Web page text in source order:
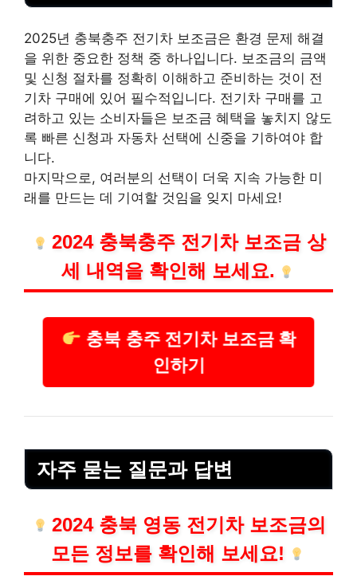
2025년 충북충주 전기차 보조금은 환경 문제 해결
을 위한 중요한 정책 중 하나입니다. 보조금의 금액
및 신청 절차를 정확히 이해하고 준비하는 것이 전
기차 구매에 있어 필수적입니다. 전기차 구매를 고
려하고 있는 소비자들은 보조금 혜택을 놓치지 않도
록 빠른 신청과 자동차 선택에 신중을 기하여야 합
니다.
마지막으로, 여러분의 선택이 더욱 지속 가능한 미
래를 만드는 데 기여할 것임을 잊지 마세요!
2024 충북충주 전기차 보조금 상
세 내역을 확인해 보세요.
충북 충주 전기차 보조금 확
인하기
자주 묻는 질문과 답변
2024 충북 영동 전기차 보조금의
모든 정보를 확인해 보세요!